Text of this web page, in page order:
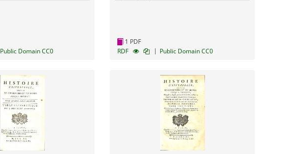
Public Domain CC0
1 PDF
RDF
| Public Domain CC0